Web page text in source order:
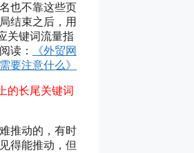
也不靠这些页
结束之后，用
关键词流量指
读：
《外贸网
要注意什么》
长尾关键词
推动的，有时
得能推动，但